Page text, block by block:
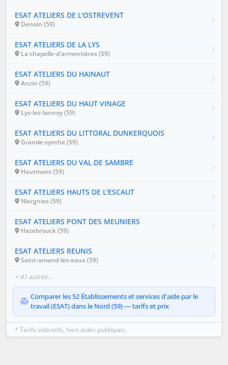
ESAT ATELIERS DE L'OSTREVENT
Denain (59)
ESAT ATELIERS DE LA LYS
La chapelle-d'armentières (59)
ESAT ATELIERS DU HAINAUT
Anzin (59)
ESAT ATELIERS DU HAUT VINAGE
Lys-lez-lannoy (59)
ESAT ATELIERS DU LITTORAL DUNKERQUOIS
Grande-synthe (59)
ESAT ATELIERS DU VAL DE SAMBRE
Hautmont (59)
ESAT ATELIERS HAUTS DE L'ESCAUT
Niergnies (59)
ESAT ATELIERS PONT DES MEUNIERS
Hazebrouck (59)
ESAT ATELIERS REUNIS
Saint-amand-les-eaux (59)
+ 41 autres…
Comparer les 52 Établissements et services d'aide par le
travail (ESAT) dans le Nord (59) — tarifs et prix
* Tarifs indicatifs, hors aides publiques.